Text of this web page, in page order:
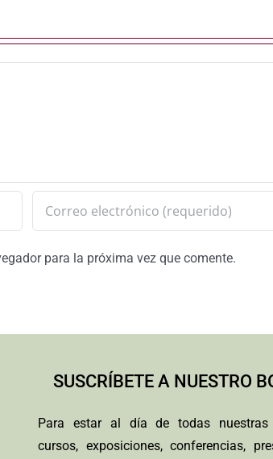
para la próxima vez que comente.
SUSCRÍBETE A NUESTRO
Para estar al día de todas nuestras
cursos, exposiciones, conferencias,